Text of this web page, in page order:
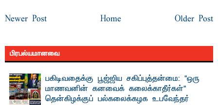
Newer Post Older Post
Home
பிரபல்யமானவை
பகிடிவதைக்கு பூஜ்ஜிய சகிப்புத்தன்மை: "ஒரு
மாணவனின் கனவைக் கலைக்காதீர்கள்" –
தென்கிழக்குப் பல்கலைக்கழக உபவேந்தர்